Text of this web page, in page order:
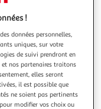
!
données personnelles,
uniques, sur votre
de suivi prendront en
et nos partenaires traitons
elles seront
il est possible que
ne soient pas pertinents
modifier vos choix ou